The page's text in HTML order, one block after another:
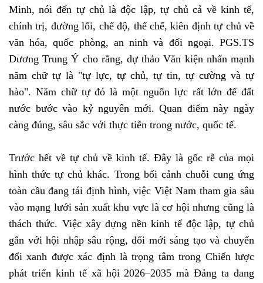
Minh, nói đến tự chủ là độc lập, tự chủ cả về kinh tế,
chính trị, đường lối, chế độ, thể chế, kiên định tự chủ về
văn hóa, quốc phòng, an ninh và đối ngoại. PGS.TS
Dương Trung Ý cho rằng, dự thảo Văn kiện nhấn mạnh
năm chữ tự là "tự lực, tự chủ, tự tin, tự cường và tự
hào". Năm chữ tự đó là một nguồn lực rất lớn để đất
nước bước vào kỷ nguyên mới. Quan điểm này ngày
càng đúng, sâu sắc với thực tiễn trong nước, quốc tế.
Trước hết về tự chủ về kinh tế. Đây là gốc rễ của mọi
hình thức tự chủ khác. Trong bối cảnh chuỗi cung ứng
toàn cầu đang tái định hình, việc Việt Nam tham gia sâu
vào mạng lưới sản xuất khu vực là cơ hội nhưng cũng là
thách thức. Việc xây dựng nền kinh tế độc lập, tự chủ
gắn với hội nhập sâu rộng, đổi mới sáng tạo và chuyển
đổi xanh được xác định là trọng tâm trong Chiến lược
phát triển kinh tế xã hội 2026–2035 mà Đảng ta đang